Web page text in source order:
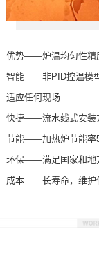
优势——炉温均匀性精
智能——非PID控温模型
适应任何现场
快捷——流水线式安装
节能——加热炉节能率
环保——满足国家和地
成本——长寿命，维护